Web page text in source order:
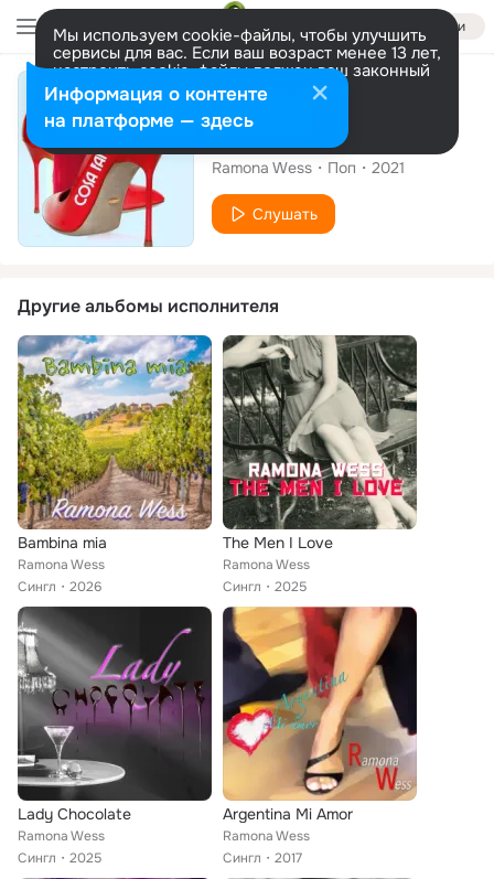
Войти
Мы используем cookie-файлы, чтобы улучшить
сервисы для вас. Если ваш возраст менее 13 лет,
настроить cookie-файлы должен ваш законный
представитель. Больше информации
Разрешить все Настроить
Сингл
Cosa fai
Ramona Wess Поп 2021
Слушать
Другие альбомы исполнителя
Bambina mia
Ramona Wess
Сингл
2026
The Men I Love
Ramona Wess
Сингл
2025
Lady Chocolate
Ramona Wess
Сингл
2025
Argentina Mi Amor
Ramona Wess
Сингл
2017
Информация о контенте
на платформе — здесь